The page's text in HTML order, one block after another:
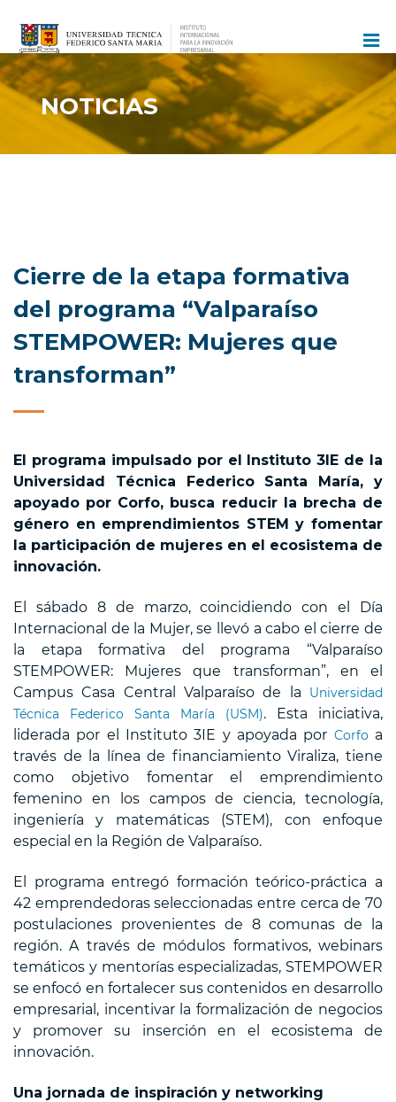
contenido
NOTICIAS
Cierre de la etapa formativa
del programa “Valparaíso
STEMPOWER: Mujeres que
transforman”
El programa impulsado por el Instituto 3IE de la
Universidad Técnica Federico Santa María, y
apoyado por Corfo, busca reducir la brecha de
género en emprendimientos STEM y fomentar
la participación de mujeres en el ecosistema de
innovación.
El sábado 8 de marzo, coincidiendo con el Día
Internacional de la Mujer, se llevó a cabo el cierre de
la etapa formativa del programa “Valparaíso
STEMPOWER: Mujeres que transforman”, en el
Campus Casa Central Valparaíso de la Universidad
Técnica Federico Santa María (USM). Esta iniciativa,
liderada por el Instituto 3IE y apoyada por Corfo a
través de la línea de financiamiento Viraliza, tiene
como objetivo fomentar el emprendimiento
femenino en los campos de ciencia, tecnología,
ingeniería y matemáticas (STEM), con enfoque
especial en la Región de Valparaíso.
El programa entregó formación teórico-práctica a
42 emprendedoras seleccionadas entre cerca de 70
postulaciones provenientes de 8 comunas de la
región. A través de módulos formativos, webinars
temáticos y mentorías especializadas, STEMPOWER
se enfocó en fortalecer sus contenidos en desarrollo
empresarial, incentivar la formalización de negocios
y promover su inserción en el ecosistema de
innovación.
Una jornada de inspiración y networking